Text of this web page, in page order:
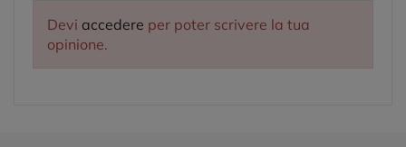
Devi accedere per poter scrivere la tua
opinione.